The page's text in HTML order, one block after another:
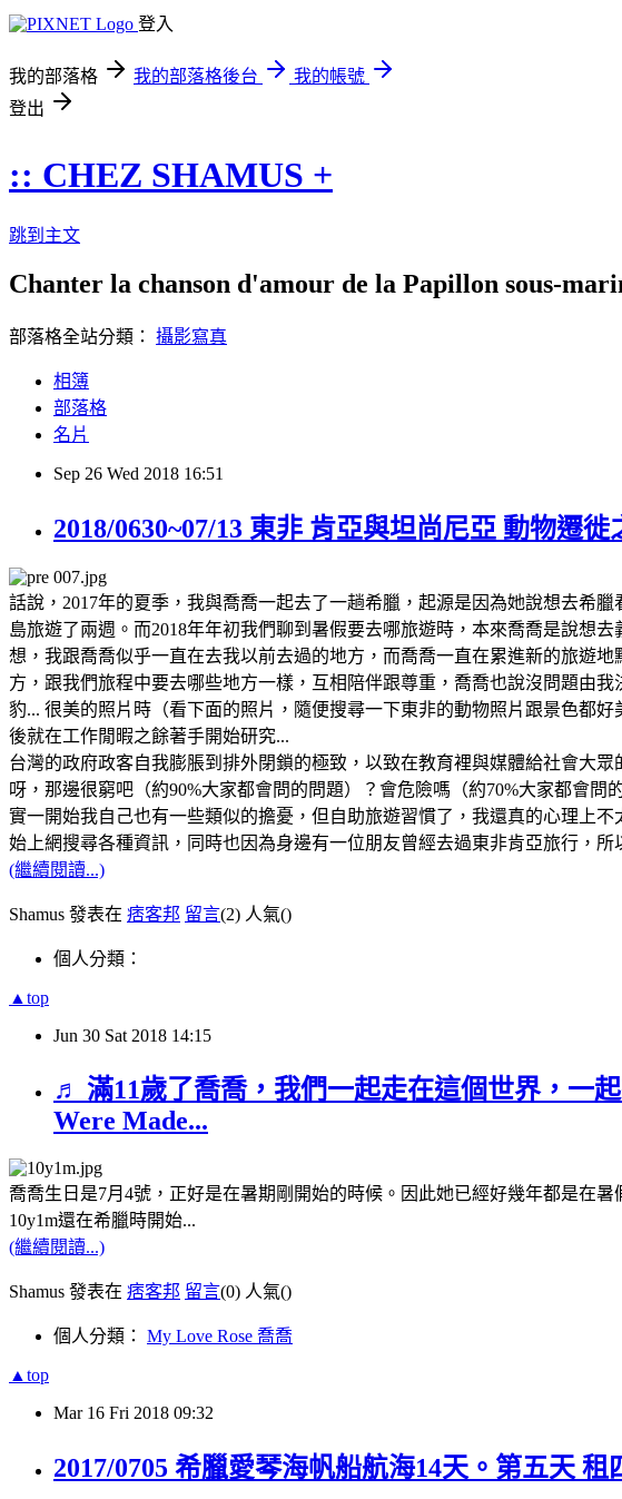
登入
我的部落格 我的部落格後台
我的帳號
登出
:: CHEZ SHAMUS +
跳到主文
Chanter la chanson d'amour de la Papillon sous-
部落格全站分類： 攝影寫真
相簿
部落格
名片
Sep 26 Wed 2018 16:51
2018/0630~07/13 東非 肯亞與坦尚尼亞 動物遷
話說，2017年的夏季，我與喬喬一起去了一趟希臘，起源是因為她說想去希
島旅遊了兩週。而2018年年初我們聊到暑假要去哪旅遊時，本來喬喬是說想
想，我跟喬喬似乎一直在去我以前去過的地方，而喬喬一直在累進新的旅遊
方，跟我們旅程中要去哪些地方一樣，互相陪伴跟尊重，喬喬也說沒問題由
豹... 很美的照片時（看下面的照片，隨便搜尋一下東非的動物照片跟景色都
後就在工作閒暇之餘著手開始研究...
台灣的政府政客自我膨脹到排外閉鎖的極致，以致在教育裡與媒體給社會大
呀，那邊很窮吧（約90%大家都會問的問題）？會危險嗎（約70%大家都會
實一開始我自己也有一些類似的擔憂，但自助旅遊習慣了，我還真的心理上
始上網搜尋各種資訊，同時也因為身邊有一位朋友曾經去過東非肯亞旅行，
(繼續閱讀...)
Shamus 發表在 痞客邦 留言(2) 人氣()
個人分類：
▲top
Jun 30 Sat 2018 14:15
♬ 滿11歲了喬喬，我們一起走在這個世界，一
Were Made...
喬喬生日是7月4號，正好是在暑期剛開始的時候。因此她已經好幾年都是在
10y1m還在希臘時開始...
(繼續閱讀...)
Shamus 發表在 痞客邦 留言(0) 人氣()
個人分類： My Love Rose 喬喬
▲top
Mar 16 Fri 2018 09:32
2017/0705 希臘愛琴海帆船航海14天。第五天